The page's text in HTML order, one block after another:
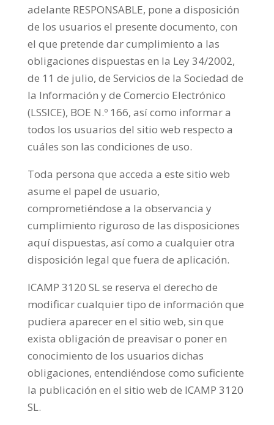
adelante RESPONSABLE, pone a disposición
de los usuarios el presente documento, con
el que pretende dar cumplimiento a las
obligaciones dispuestas en la Ley 34/2002,
de 11 de julio, de Servicios de la Sociedad de
la Información y de Comercio Electrónico
(LSSICE), BOE N.º 166, así como informar a
todos los usuarios del sitio web respecto a
cuáles son las condiciones de uso.
Toda persona que acceda a este sitio web
asume el papel de usuario,
comprometiéndose a la observancia y
cumplimiento riguroso de las disposiciones
aquí dispuestas, así como a cualquier otra
disposición legal que fuera de aplicación.
ICAMP 3120 SL se reserva el derecho de
modificar cualquier tipo de información que
pudiera aparecer en el sitio web, sin que
exista obligación de preavisar o poner en
conocimiento de los usuarios dichas
obligaciones, entendiéndose como suficiente
la publicación en el sitio web de ICAMP 3120
SL.